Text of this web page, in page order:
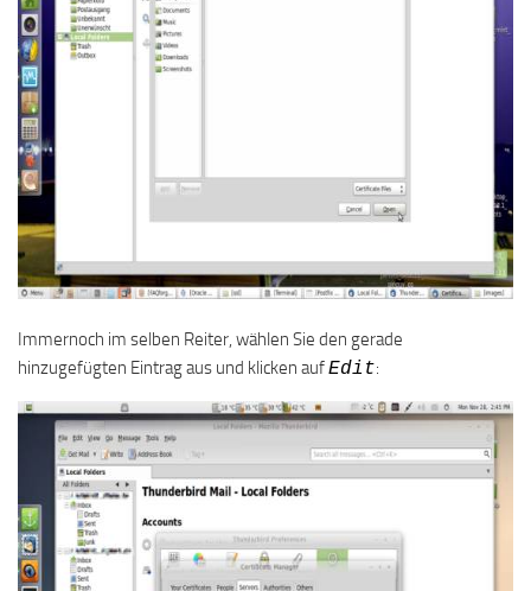
Immernoch im selben Reiter, wählen Sie den gerade
hinzugefügten Eintrag aus und klicken aufEdit: